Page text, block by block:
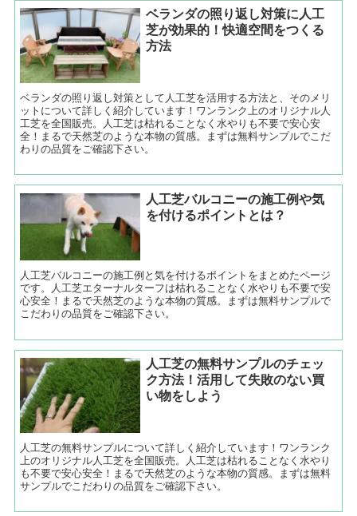
ベランダの照り返し対策に人工
芝が効果的！快適空間をつくる
方法
ベランダの照り返し対策として人工芝を活用する方法と、そのメリ
ットについて詳しく紹介しています！ワンランク上のオリジナル人
工芝を全国販売。人工芝は枯れることなく水やりも不要で安心安
全！まるで天然芝のような本物の質感。まずは無料サンプルでこだ
わりの品質をご確認下さい。
人工芝バルコニーの施工例や気
を付けるポイントとは？
人工芝バルコニーの施工例と気を付けるポイントをまとめたページ
です。人工芝エターナルターフは枯れることなく水やりも不要で安
心安全！まるで天然芝のような本物の質感。まずは無料サンプルで
こだわりの品質をご確認下さい。
人工芝の無料サンプルのチェッ
ク方法！活用して失敗のない買
い物をしよう
人工芝の無料サンプルについて詳しく紹介しています！ワンランク
上のオリジナル人工芝を全国販売。人工芝は枯れることなく水やり
も不要で安心安全！まるで天然芝のような本物の質感。まずは無料
サンプルでこだわりの品質をご確認下さい。